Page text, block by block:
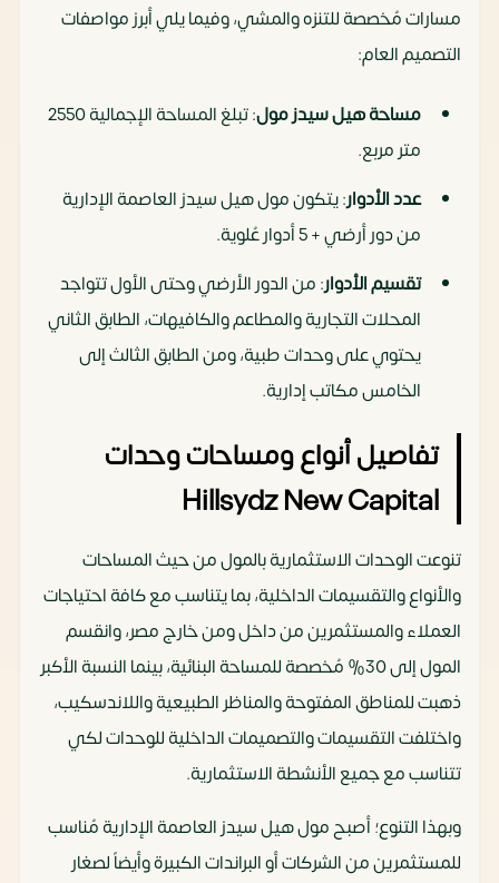
مسارات مُخصصة للتنزه والمشي، وفيما يلي أبرز مواصفات
التصميم العام:
مساحة هيل سيدز مول
: تبلغ المساحة الإجمالية 2550
متر مربع.
عدد الأدوار: يتكون مول هيل سيدز العاصمة الإدارية
من دور أرضي + 5 أدوار عُلوية.
تقسيم الأدوار: من الدور الأرضي وحتى الأول تتواجد
المحلات التجارية والمطاعم والكافيهات، الطابق الثاني
يحتوي على وحدات طبية، ومن الطابق الثالث إلى
الخامس مكاتب إدارية.
تفاصيل أنواع ومساحات وحدات
Hillsydz New Capital
تنوعت الوحدات الاستثمارية بالمول من حيث المساحات
والأنواع والتقسيمات الداخلية، بما يتناسب مع كافة احتياجات
العملاء والمستثمرين من داخل ومن خارج مصر، وانقسم
المول إلى 30% مُخصصة للمساحة البنائية، بينما النسبة الأكبر
ذهبت للمناطق المفتوحة والمناظر الطبيعية واللاندسكيب،
واختلفت التقسيمات والتصميمات الداخلية للوحدات لكي
تتناسب مع جميع الأنشطة الاستثمارية.
وبهذا التنوع؛ أصبح مول هيل سيدز العاصمة الإدارية مُناسب
للمستثمرين من الشركات أو البراندات الكبيرة وأيضاً لصغار